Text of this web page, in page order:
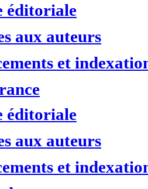
éditoriale
aux auteurs
et
éditoriale
aux auteurs
et